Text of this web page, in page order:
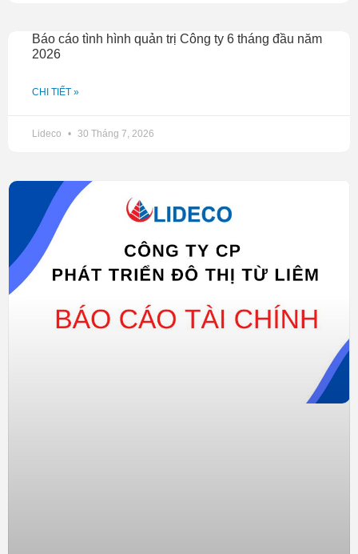
598,5 tỷ đồng, tăng gấp đôi so với cùng kỳ. Các khoản
chi phí phát sinh đều tăng mạnh, kết quả lãi sau thuế ghi
nhận ở mức 143,5 tỷ đồng, tăng gấp 3.6 lần mức lợi
nhuận đạt được trong 9 tháng đầu năm ngoái. Như vậy
NTL đã thực hiện được 74% kế hoạch doanh thu và hơn
61% kế hoạch lợi nhuận trước thuế cả năm mà trước đó
Tính đến 30/09/2019, NTL có tổng tài sản gần 1.522 tỷ
hạn chiếm tới 93% tổng tài sản (hơn 1,411 tỷ đồng). Hàng
tồn kho đang ở mức gần 975 tỷ đồng, giảm 12% so với
Báo cáo tình hình quản trị Công ty 6 tháng đầu năm
2026
CHI TIẾT »
Lideco 30 Tháng 7, 2026